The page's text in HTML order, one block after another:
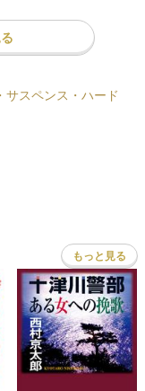
サスペンス・ハード
もっと見る